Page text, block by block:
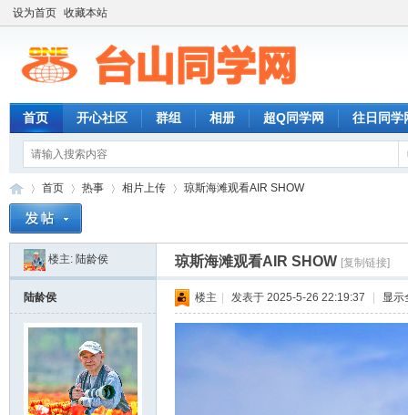
设为首页 收藏本站
首页 开心社区 群组 相册 超Q同学网 往日同学
»
首页
›
热事
›
相片上传 琼斯海滩观看AIR SHOW
楼主: 陆龄侯 琼斯海滩观看AIR SHOW [复制链接]
陆龄侯 楼主 发表于 2025-5-26 22:19:37 显示